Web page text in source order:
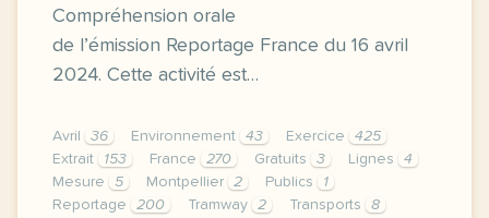
Compréhension orale
de l’émission Reportage France du 16 avril
2024. Cette activité est…
Avril 36 Environnement 43 Exercice
425
Extrait
153 France 270 Gratuits 3 Lignes
4
Mesure
5 Montpellier 2 Publics
1
Reportage
200 Tramway 2 Transports
8